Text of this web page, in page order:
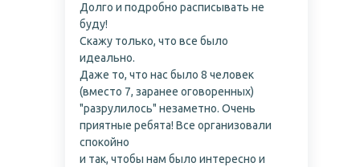
Долго и подробно расписывать не
буду!
Скажу только, что все было
идеально.
Даже то, что нас было 8 человек
(вместо 7, заранее оговоренных)
"разрулилось" незаметно. Очень
приятные ребята! Все организовали
спокойно
и так, чтобы нам было интересно и